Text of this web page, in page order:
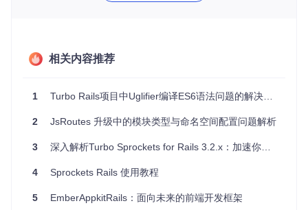
稳定的1.0版本，但其目标是测试BabelJS特性并将其整合到未
由于与Sprockets 2.x的兼容性问题，.es6文件不能直接通过
onfig.assets.precompile = %w( foo.es6 )进行预编
相关内容推荐
1 Turbo Rails项目中Uglifier编译ES6语法问题的解决方案
2 JsRoutes 升级中的模块类型与命名空间配置问题解析
3 深入解析Turbo Sprockets for Rails 3.2.x：加速你的资产预编译
4 Sprockets Rails 使用教程
5 EmberAppkitRails：面向未来的前端开发框架